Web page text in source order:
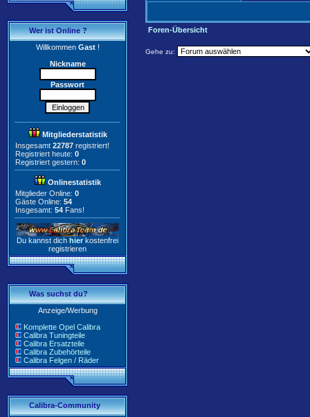
Wer ist Online ?
WillkommenGast!
Nickname
Passwort
Mitgliederstatistik
Insgesamt 22787 registriert!
Registriert heute: 0
Registriert gestern: 0
Onlinestatistik
Mitglieder Online: 0
Gäste Online: 54
Insgesamt: 54 Fans!
Du kannst dich hier kostenfrei
registrieren
Was suchst du?
Anzeige/Werbung
Komplette Opel Calibra
Calibra Tuningteile
Calibra Ersatzteile
Calibra Zubehörteile
Calibra Felgen / Räder
Calibra-Community
Foren-Übersicht
Gehe zu: